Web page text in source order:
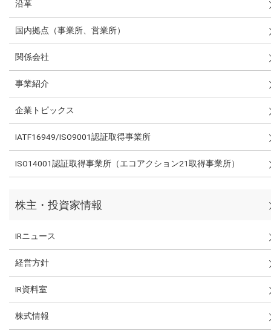
沿革
国内拠点（事業所、営業所）
関係会社
事業紹介
企業トピックス
IATF16949/ISO9001認証取得事業所
ISO14001認証取得事業所（エコアクション21取得事業所）
株主・投資家情報
IRニュース
経営方針
IR資料室
株式情報